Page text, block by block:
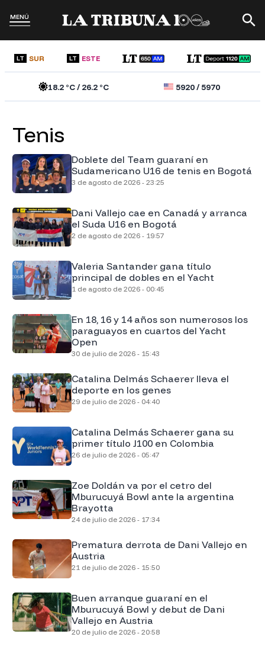
MENÚ
LT SUR LT ESTE
18.2°C /26.2°C 5920/5970
Tenis
Doblete del Team guaraní en
Sudamericano U16 de tenis en Bogotá
3 de agosto de 2026 - 23:25
Dani Vallejo cae en Canadá y arranca
el Suda U16 en Bogotá
2 de agosto de 2026 - 19:57
Valeria Santander gana título
principal de dobles en el Yacht
1 de agosto de 2026 - 00:45
En 18, 16 y 14 años son numerosos los
paraguayos en cuartos del Yacht
Open
30 de julio de 2026 - 15:43
Catalina Delmás Schaerer lleva el
deporte en los genes
29 de julio de 2026 - 04:40
Catalina Delmás Schaerer gana su
primer título J100 en Colombia
26 de julio de 2026 - 05:47
Zoe Doldán va por el cetro del
Mburucuyá Bowl ante la argentina
Brayotta
24 de julio de 2026 - 17:34
Prematura derrota de Dani Vallejo en
Austria
21 de julio de 2026 - 15:50
Buen arranque guaraní en el
Mburucuyá Bowl y debut de Dani
Vallejo en Austria
20 de julio de 2026 - 20:58